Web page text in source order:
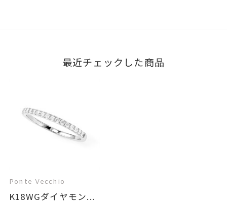
最近チェックした商品
Ponte Vecchio
K18WGダイヤモン...